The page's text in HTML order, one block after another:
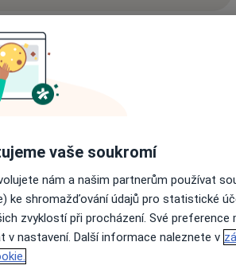
nejsou k dispozici
informace o svých službách.
vaše soukromí
nám a našim partnerům používat
ke shromažďování údajů pro statistické
zvyklostí při procházení. Své
v nastavení. Další informace naleznete v